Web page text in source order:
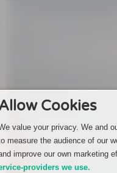
Mosting: einer der
5 Tipps für das
Pia und Aaron aus
Cookies
value your privacy. We and
measure the audience of our
improve our own marketing
providers we use.